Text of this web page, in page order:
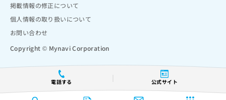
電話する 公式サイト
掲載情報の修正について
個人情報の取り扱いについて
お問い合わせ
Copyright © Mynavi Corporation